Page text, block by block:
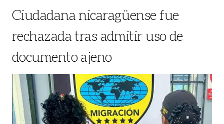
Ciudadana nicaragüense fue
rechazada tras admitir uso de
documento ajeno